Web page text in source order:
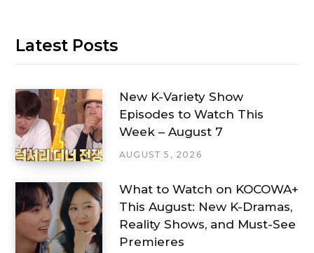
Latest Posts
New K-Variety Show
Episodes to Watch This
Week – August 7
AUGUST 5, 2026
What to Watch on KOCOWA+
This August: New K-Dramas,
Reality Shows, and Must-See
Premieres